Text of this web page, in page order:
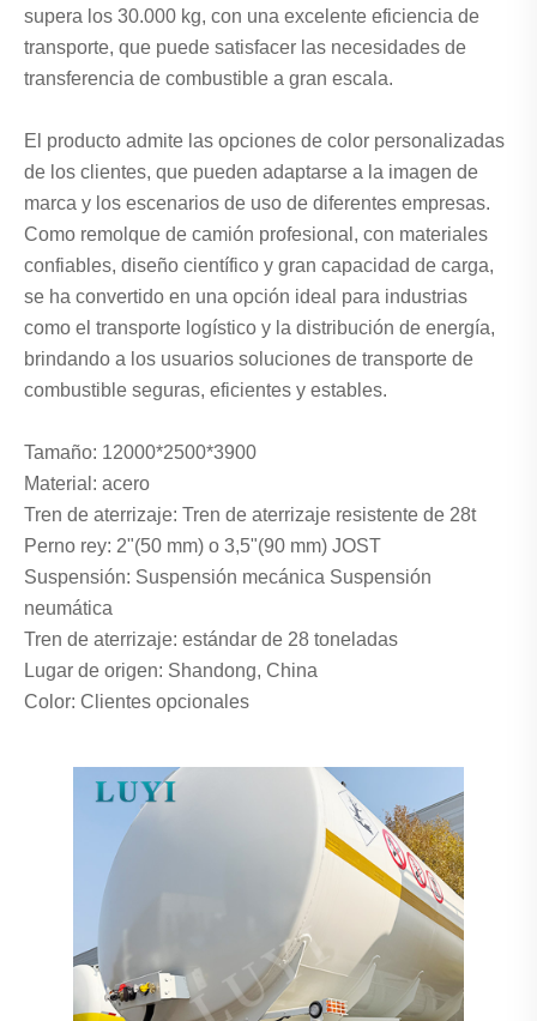
supera los 30.000 kg, con una excelente eficiencia de
transporte, que puede satisfacer las necesidades de
transferencia de combustible a gran escala.
El producto admite las opciones de color personalizadas
de los clientes, que pueden adaptarse a la imagen de
marca y los escenarios de uso de diferentes empresas.
Como remolque de camión profesional, con materiales
confiables, diseño científico y gran capacidad de carga,
se ha convertido en una opción ideal para industrias
como el transporte logístico y la distribución de energía,
brindando a los usuarios soluciones de transporte de
combustible seguras, eficientes y estables.
Tamaño: 12000*2500*3900
Material: acero
Tren de aterrizaje: Tren de aterrizaje resistente de 28t
Perno rey: 2"(50 mm) o 3,5"(90 mm) JOST
Suspensión: Suspensión mecánica Suspensión
neumática
Tren de aterrizaje: estándar de 28 toneladas
Lugar de origen: Shandong, China
Color: Clientes opcionales